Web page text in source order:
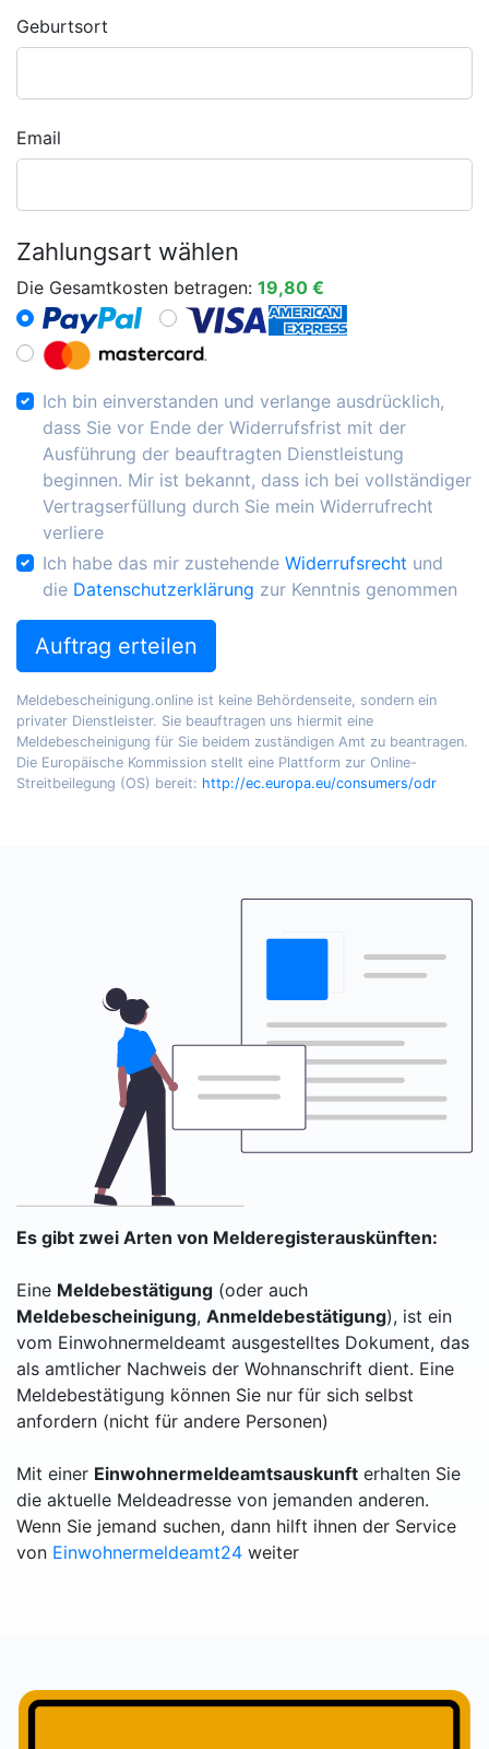
Geburtsort
Email
Zahlungsart wählen
Die Gesamtkosten betragen: 19,80 €
Ich bin einverstanden und verlange ausdrücklich,
dass Sie vor Ende der Widerrufsfrist mit der
Ausführung der beauftragten Dienstleistung
beginnen. Mir ist bekannt, dass ich bei vollständiger
Vertragserfüllung durch Sie mein Widerrufrecht
verliere
Ich habe das mir zustehende Widerrufsrecht und
die Datenschutzerklärung zur Kenntnis genommen
Auftrag erteilen
Meldebescheinigung.online ist keine Behördenseite, sondern ein
privater Dienstleister. Sie beauftragen uns hiermit eine
Meldebescheinigung für Sie beidem zuständigen Amt zu beantragen.
Die Europäische Kommission stellt eine Plattform zur Online-
Streitbeilegung (OS) bereit: http://ec.europa.eu/consumers/odr
Es gibt zwei Arten von Melderegisterauskünften:
Eine Meldebestätigung (oder auch
Meldebescheinigung, Anmeldebestätigung), ist ein
vom Einwohnermeldeamt ausgestelltes Dokument, das
als amtlicher Nachweis der Wohnanschrift dient. Eine
Meldebestätigung können Sie nur für sich selbst
anfordern (nicht für andere Personen)
Mit einer Einwohnermeldeamtsauskunft erhalten Sie
die aktuelle Meldeadresse von jemanden anderen.
Wenn Sie jemand suchen, dann hilft ihnen der Service
von Einwohnermeldeamt24 weiter